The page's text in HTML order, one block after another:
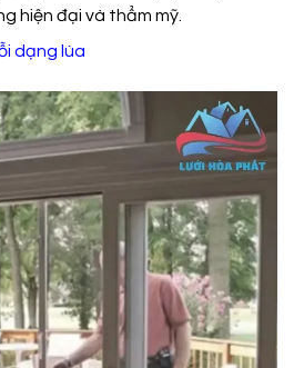
hiện đại và thẩm mỹ.
dạng lùa